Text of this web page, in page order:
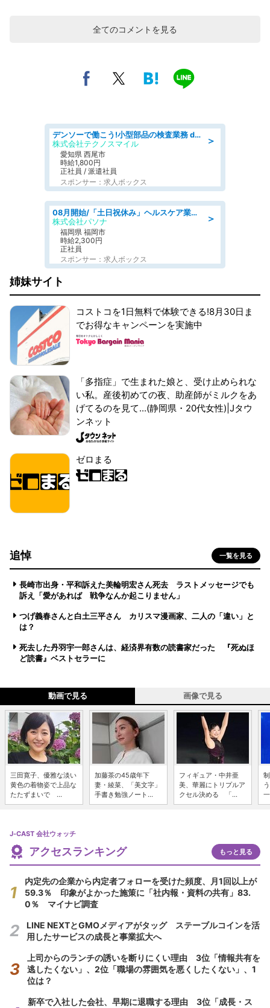
全てのコメントを見る
＞
デンソーで働こう!小型部品の検査業務 denso aichi
株式会社テクノスマイル
愛知県 西尾市
時給1,800円
正社員 / 派遣社員
スポンサー：求人ボックス
＞
08月開始/「土日祝休み」ヘルスケア業界の産業保健師/高時給/未経験OK/要資格:保健師、正看護師
株式会社パソナ
福岡県 福岡市
時給2,300円
正社員
スポンサー：求人ボックス
姉妹サイト
コストコを1日無料で体験できる!8月30日ま
でお得なキャンペーンを実施中
「多指症」で生まれた娘と、受け止められな
い私。産後初めての夜、助産師がミルクをあ
げてるのを見て...(静岡県・20代女性)|Jタウ
ンネット
ゼロまる
追悼 一覧を見る
長崎市出身・平和訴えた美輪明宏さん死去 ラストメッセージでも
訴え「愛があれば 戦争なんか起こりません」
つげ義春さんと白土三平さん カリスマ漫画家、二人の「違い」と
は？
死去した丹羽宇一郎さんは、経済界有数の読書家だった 『死ぬほ
ど読書』ベストセラーに
動画で見る 画像で見る
三田寛子、優雅な淡い
黄色の着物姿で上品な
たたずまいで ...
加藤茶の45歳年下
妻・綾菜、「美文字」
手書き勉強ノート...
フィギュア・中井亜
美、華麗にトリプルア
クセル決める 「...
J-CAST 会社ウォッチ
アクセスランキング もっと見る
内定先の企業から内定者フォローを受けた頻度、月1回以上が
59.3％ 印象がよかった施策に「社内報・資料の共有」83.
0％ マイナビ調査
LINE NEXTとGMOメディアがタッグ ステーブルコインを活
用したサービスの成長と事業拡大へ
上司からのランチの誘いを断りにくい理由 3位「情報共有を
逃したくない」、2位「職場の雰囲気を悪くしたくない」、1
位は？
新卒で入社した会社、早期に退職する理由 3位「成長・ス